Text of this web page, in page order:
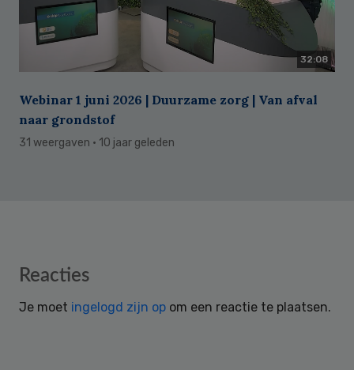
32:08
Webinar 1 juni 2026 | Duurzame zorg | Van afval
naar grondstof
31 weergaven · 10 jaar geleden
Reader
Reacties
Je moet ingelogd zijn op om een reactie te plaatsen.